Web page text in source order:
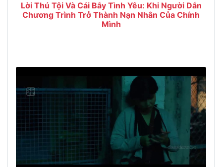
Lời Thú Tội Và Cái Bẫy Tình Yêu: Khi Người Dẫn
Chương Trình Trở Thành Nạn Nhân Của Chính
Mình